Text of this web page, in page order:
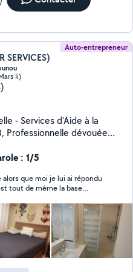
Auto-entrepreneur
SERVICES)
Ii)
- Services d'Aide à la
sens du service, je
pour vous
: *Ménage Airbnb: .
(sols, surfaces,
des repas si
ludiques et éducatives
d'école si besoin.
: . Accompagnement dans
compagnie, écoute et
: 1/5
que moi je lui ai répondu
tout de même la base
erronée et éhontée et tient
sur le site +
inappropriée surtout
même message que moi fin